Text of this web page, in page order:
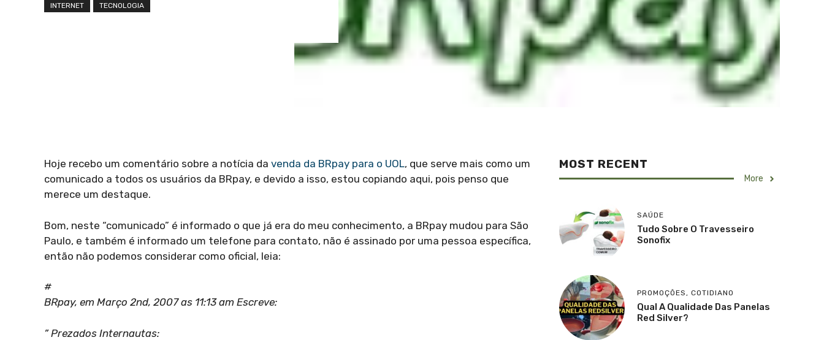
INTERNET TECNOLOGIA
Hoje recebo um comentário sobre a notícia da venda da BRpay para o UOL, que serve mais como um
comunicado a todos os usuários da BRpay, e devido a isso, estou copiando aqui, pois penso que
merece um destaque.
Bom, neste “comunicado” é informado o que já era do meu conhecimento, a BRpay mudou para São
Paulo, e também é informado um telefone para contato, não é assinado por uma pessoa específica,
então não podemos considerar como oficial, leia:
#
BRpay, em Março 2nd, 2007 as 11:13 am Escreve:
” Prezados Internautas:
MOST RECENT
More
SAÚDE
Tudo Sobre O Travesseiro
Sonofix
PROMOÇÕES , COTIDIANO
Qual A Qualidade Das Panelas
Red Silver?